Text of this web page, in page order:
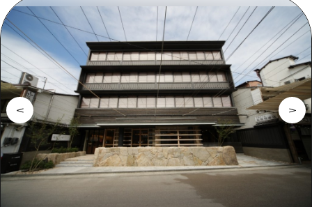
특집
목록
추천
아트
이벤트/축제
음식/술
모델 코스
목록
Dive! Hiroshima 공식 가이드
Hiroshima Moshimo Travel
히로시마시 주변
관광지・체험
목록
히로시마시 주변
계절 정보
이벤트